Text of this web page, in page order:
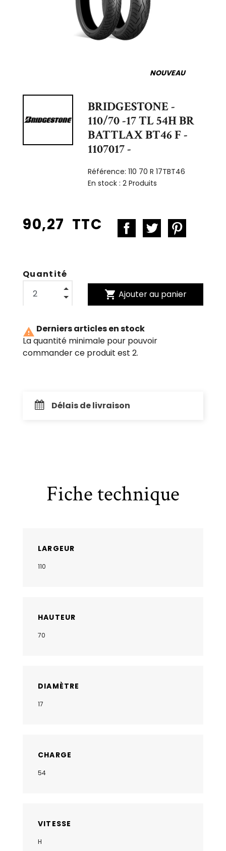
NOUVEAU
BRIDGESTONE -
110/70 -17 TL 54H BR
BATTLAX BT46 F -
1107017 -
Référence:110 70 R 17TBT46
En stock :2 Produits
90,27 TTC
Quantité
shopping_cart Ajouter au panier
 Derniers articles en stock
La quantité minimale pour pouvoir
commander ce produit est 2.
Délais de livraison
Fiche technique
LARGEUR
110
HAUTEUR
70
DIAMÈTRE
17
CHARGE
54
VITESSE
H